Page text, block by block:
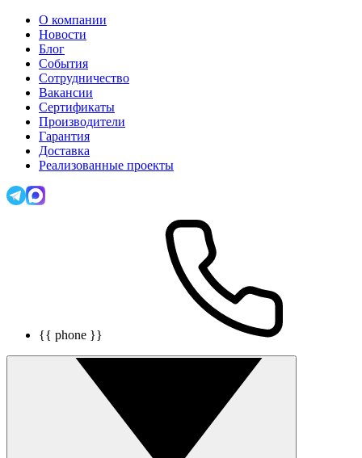
О компании
Новости
Блог
События
Сотрудничество
Вакансии
Сертификаты
Производители
Гарантия
Доставка
Реализованные проекты
{{ phone }}